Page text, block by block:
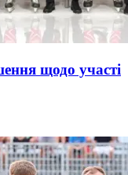
щодо участі